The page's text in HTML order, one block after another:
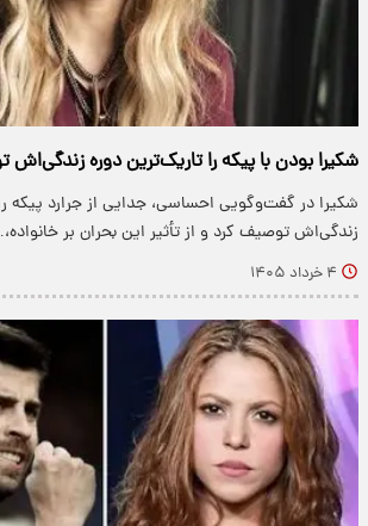
شکیرا بودن با پیکه را تاریک‌ترین دوره
شکیرا در گفت‌وگویی احساسی، جدایی از جرارد پیکه
زندگی‌اش توصیف کرد و از تأثیر این بحران بر
۴ خرداد ۱۴۰۵